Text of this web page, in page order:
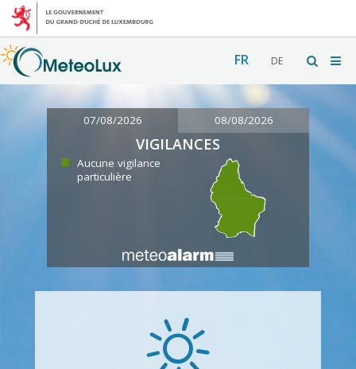
FR DE
07/08/2026 08/08/2026
VIGILANCES
Aucune vigilance
particulière